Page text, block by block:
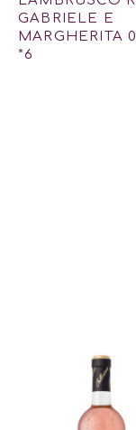
GABRIELE E
MARGHERITA
*6